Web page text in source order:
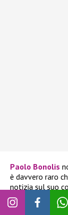
Paolo Bonolis
è davvero raro
notizia sul suo
conduttore di “
silenzio e ha